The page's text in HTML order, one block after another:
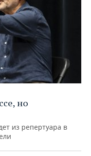
но
из репертуара в